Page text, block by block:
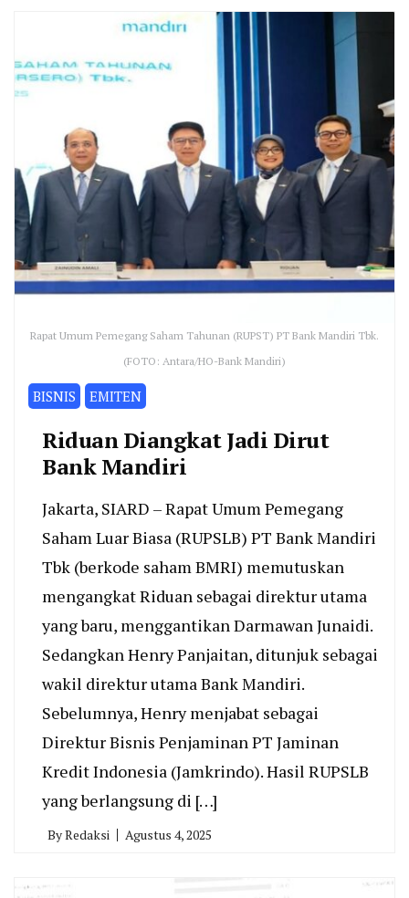
Rapat Umum Pemegang Saham Tahunan (RUPST) PT Bank Mandiri Tbk.
(FOTO: Antara/HO-Bank Mandiri)
BISNIS EMITEN
Riduan Diangkat Jadi Dirut
Bank Mandiri
Jakarta, SIARD – Rapat Umum Pemegang
Saham Luar Biasa (RUPSLB) PT Bank Mandiri
Tbk (berkode saham BMRI) memutuskan
mengangkat Riduan sebagai direktur utama
yang baru, menggantikan Darmawan Junaidi.
Sedangkan Henry Panjaitan, ditunjuk sebagai
wakil direktur utama Bank Mandiri.
Sebelumnya, Henry menjabat sebagai
Direktur Bisnis Penjaminan PT Jaminan
Kredit Indonesia (Jamkrindo). Hasil RUPSLB
yang berlangsung di […]
ByRedaksi Agustus 4, 2025